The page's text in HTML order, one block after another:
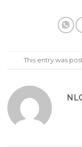
This entry was